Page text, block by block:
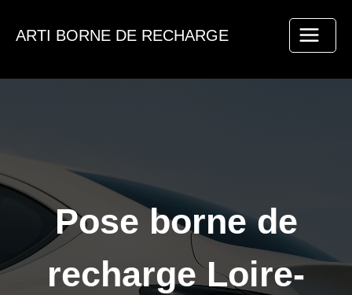
ARTI BORNE DE RECHARGE
Pose borne de
recharge Loire-